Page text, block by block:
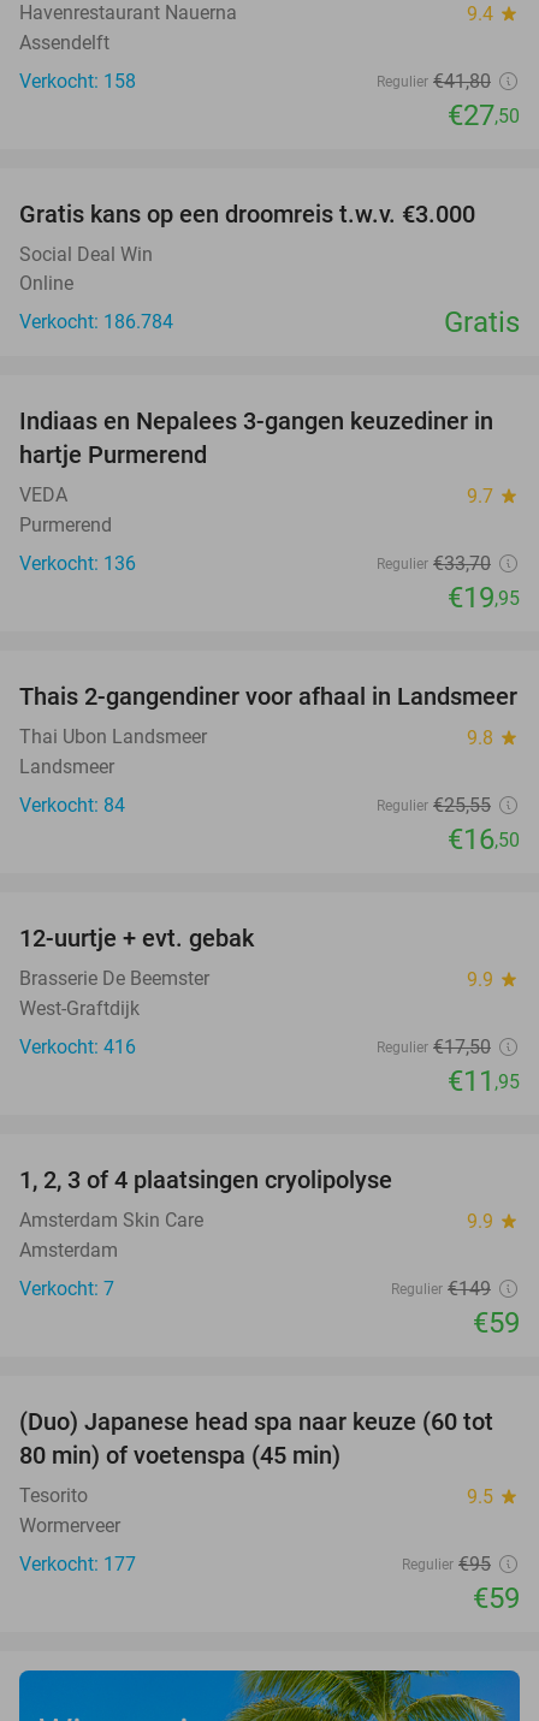
Havenrestaurant Nauerna 9.4 star
Assendelft
Verkocht: 158
Regulier €41,80
€27,50
Gratis kans op een droomreis t.w.v. €3.000
Social Deal Win
Online
Verkocht: 186.784
Gratis
41%
Indiaas en Nepalees 3-gangen keuzediner in
hartje Purmerend
VEDA 9.7 star
Purmerend
Verkocht: 136
Regulier €33,70
€19,95
35%
Thais 2-gangendiner voor afhaal in Landsmeer
Thai Ubon Landsmeer 9.8 star
Landsmeer
Verkocht: 84
Regulier €25,55
€16,50
12-uurtje + evt. gebak
Brasserie De Beemster 9.9 star
West-Graftdijk
Verkocht: 416
Regulier €17,50
€11 ,95
1, 2, 3 of 4 plaatsingen cryolipolyse
Amsterdam Skin Care 9.9 star
Amsterdam
Verkocht: 7
Regulier €149
€59
38%
(Duo) Japanese head spa naar keuze (60 tot
80 min) of voetenspa (45 min)
Tesorito 9.5 star
Wormerveer
Verkocht: 177
Regulier €95
€59